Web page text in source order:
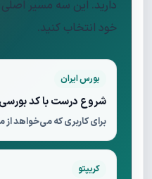
دارید. این سه مسیر
خود انتخاب کنید.
بورس ایران
شروع درست با کد
برای کاربری که می‌خواهد از
کریپتو